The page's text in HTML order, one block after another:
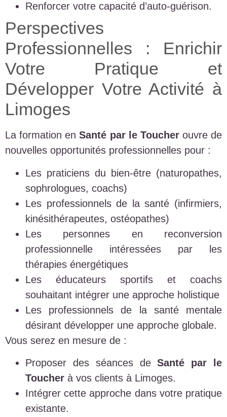
Renforcer votre capacité d’auto-guérison.
Perspectives
Professionnelles : Enrichir
Votre Pratique et
Développer Votre Activité à
Limoges
La formation enSanté par le Toucherouvre de
nouvelles opportunités professionnelles pour :
Les praticiens du bien-être (naturopathes,
sophrologues, coachs)
Les professionnels de la santé (infirmiers,
kinésithérapeutes, ostéopathes)
Les personnes en reconversion
professionnelle intéressées par les
thérapies énergétiques
Les éducateurs sportifs et coachs
souhaitant intégrer une approche holistique
Les professionnels de la santé mentale
désirant développer une approche globale.
Vous serez en mesure de :
Proposer des séances deSanté par le
Toucher à vos clients à Limoges.
Intégrer cette approche dans votre pratique
existante.